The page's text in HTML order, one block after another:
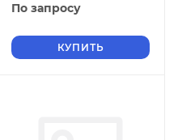
По запросу
КУПИТЬ